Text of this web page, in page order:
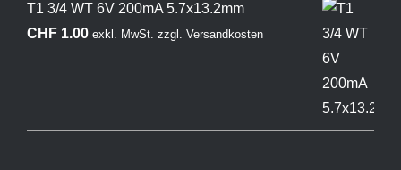
T1 3/4 WT 6V 200mA 5.7x13.2mm
CHF1.00 exkl. MwSt. zzgl. Versandkosten